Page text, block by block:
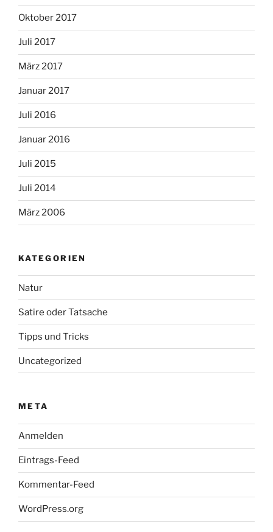
Oktober 2017
Juli 2017
März 2017
Januar 2017
Juli 2016
Januar 2016
Juli 2015
Juli 2014
März 2006
KATEGORIEN
Natur
Satire oder Tatsache
Tipps und Tricks
Uncategorized
META
Anmelden
Eintrags-Feed
Kommentar-Feed
WordPress.org